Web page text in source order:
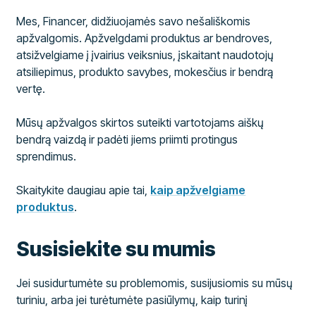
Mes, Financer, didžiuojamės savo nešališkomis
apžvalgomis. Apžvelgdami produktus ar bendroves,
atsižvelgiame į įvairius veiksnius, įskaitant naudotojų
atsiliepimus, produkto savybes, mokesčius ir bendrą
vertę.
Mūsų apžvalgos skirtos suteikti vartotojams aiškų
bendrą vaizdą ir padėti jiems priimti protingus
sprendimus.
Skaitykite daugiau apie tai, kaip apžvelgiame
produktus.
Susisiekite su mumis
Jei susidurtumėte su problemomis, susijusiomis su mūsų
turiniu, arba jei turėtumėte pasiūlymų, kaip turinį